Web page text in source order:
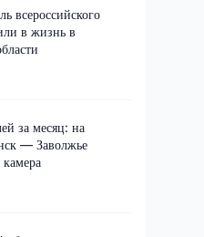
всероссийского
в жизнь в
за месяц: на
— Заволжье
камера